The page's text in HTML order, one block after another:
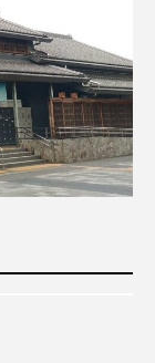
トビール
ケーキ
ンウイーク
こち亀
ョコレート